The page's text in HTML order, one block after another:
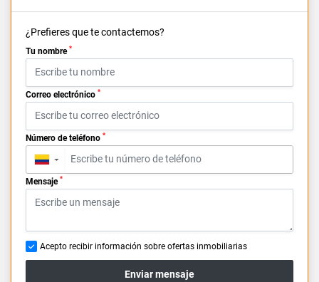
¿Prefieres que te contactemos?
Tu nombre *
Correo electrónico *
Número de teléfono *
▼
Mensaje *
Acepto recibir información sobre ofertas inmobiliarias
Enviar mensaje